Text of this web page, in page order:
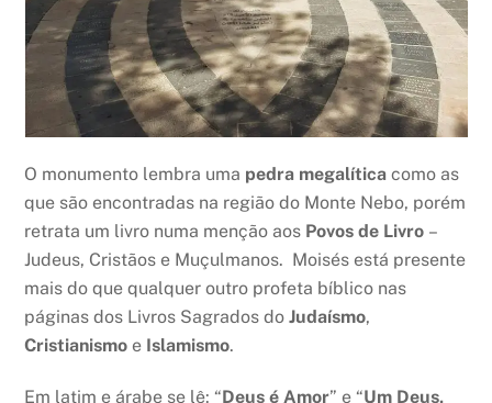
O monumento lembra uma pedra megalítica como as
que são encontradas na região do Monte Nebo, porém
retrata um livro numa menção aos Povos de Livro –
Judeus, Cristãos e Muçulmanos. Moisés está presente
mais do que qualquer outro profeta bíblico nas
páginas dos Livros Sagrados doJudaísmo,
Cristianismo e Islamismo.
Em latim e árabe se lê: “Deus é Amor” e “Um Deus,